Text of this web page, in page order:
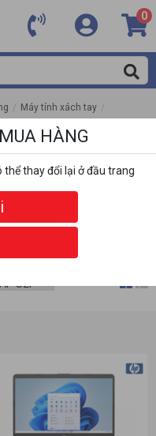
0
/ Máy tính xách tay /
HÀNG
thể thay đổi lại ở đầu trang